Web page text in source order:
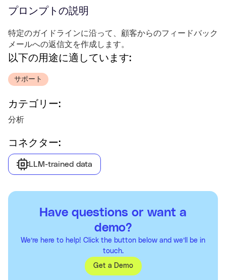
プロンプトの説明
特定のガイドラインに沿って、顧客からのフィードバック
メールへの返信文を作成します。
以下の用途に適しています:
サポート
カテゴリー:
分析
コネクター:
LLM-trained data
Have questions or want a
demo?
We’re here to help! Click the button below and we’ll be in
touch.
Get a Demo